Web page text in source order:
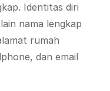
Identitas diri
nama lengkap
rumah
dan email